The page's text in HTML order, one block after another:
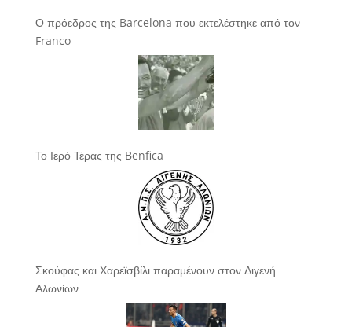
Ο πρόεδρος της Barcelona που εκτελέστηκε από τον
Franco
Το Ιερό Τέρας της Benfica
Σκούφας και Χαρεϊσβίλι παραμένουν στον Διγενή
Αλωνίων